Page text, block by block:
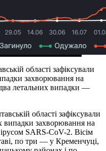
області зафіксували
захворювання на
летальних випадки —
області зафіксували
випадки захворювання на
SARS-CoV-2. Вісім
по три — у Кременчуці,